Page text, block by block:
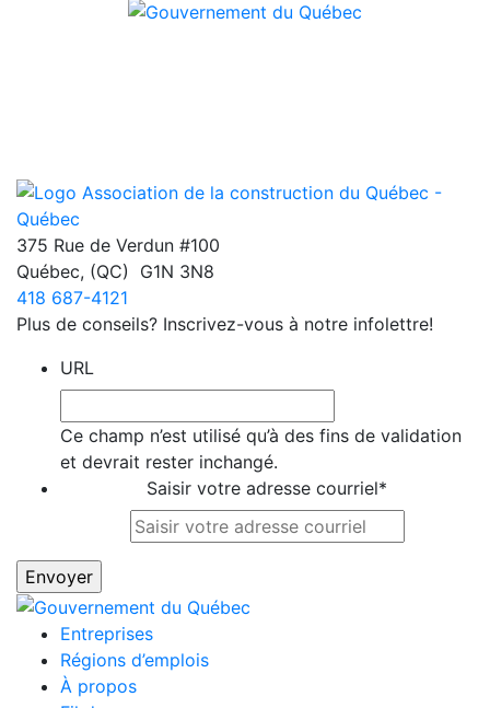
375 Rue de Verdun #100
Québec, (QC)
G1N 3N8
418 687-4121
Plus de conseils? Inscrivez-vous à notre infolettre!
URL
Ce champ n’est utilisé qu’à des fins de validation
et devrait rester inchangé.
Saisir votre adresse courriel*
Entreprises
Régions d’emplois
À propos